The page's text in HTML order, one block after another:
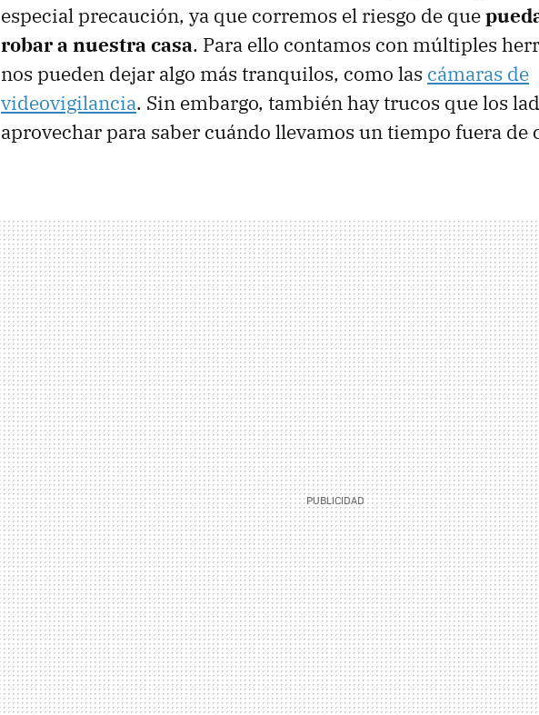
especial precaución, ya que corremos el riesgo de que
robar a nuestra casa. Para ello contamos con múltiples
nos pueden dejar algo más tranquilos, como las cámaras de
videovigilancia. Sin embargo, también hay trucos que los
aprovechar para saber cuándo llevamos un tiempo fuera de